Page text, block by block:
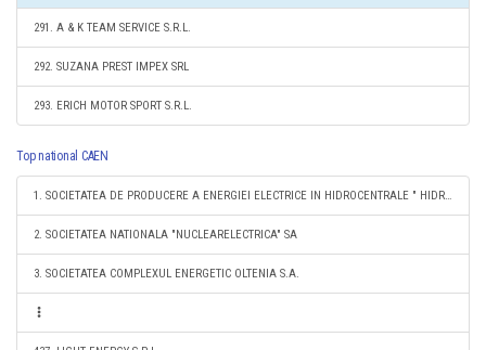
291. A & K TEAM SERVICE S.R.L.
292. SUZANA PREST IMPEX SRL
293. ERICH MOTOR SPORT S.R.L.
Top national CAEN
1. SOCIETATEA DE PRODUCERE A ENERGIEI ELECTRICE IN HIDROCENTRALE " HIDROELECTRICA" S.A.
2. SOCIETATEA NATIONALA "NUCLEARELECTRICA" SA
3. SOCIETATEA COMPLEXUL ENERGETIC OLTENIA S.A.